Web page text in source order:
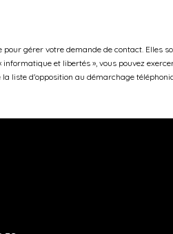
gérer votre demande de contact. Elles
et libertés », vous pouvez
liste d'opposition au démarchage